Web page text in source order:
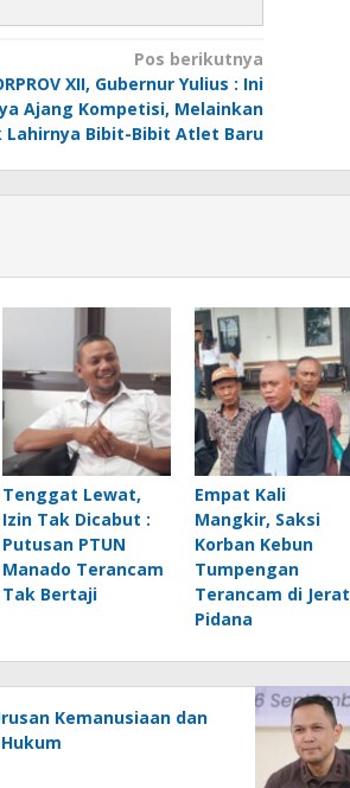
Pos berikutnya
XII, Gubernur Yulius : Ini
Ajang Kompetisi, Melainkan
Lahirnya Bibit-Bibit Atlet Baru
Tenggat Lewat,
Izin Tak Dicabut :
Putusan PTUN
Manado Terancam
Tak Bertaji
Empat Kali
Mangkir, Saksi
Korban Kebun
Tumpengan
Terancam di Jerat
Pidana
Kemanusiaan dan